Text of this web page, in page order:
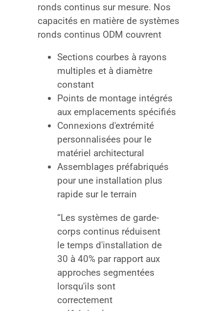
ronds continus sur mesure. Nos
capacités en matière de systèmes
ronds continus ODM couvrent
Sections courbes à rayons
multiples et à diamètre
constant
Points de montage intégrés
aux emplacements spécifiés
Connexions d'extrémité
personnalisées pour le
matériel architectural
Assemblages préfabriqués
pour une installation plus
rapide sur le terrain
“Les systèmes de garde-
corps continus réduisent
le temps d'installation de
30 à 40% par rapport aux
approches segmentées
lorsqu'ils sont
correctement